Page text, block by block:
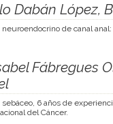
Dabán López,
neuroendocrino de canal anal:
Fábregues
sebáceo, 6 años de
del Cáncer.